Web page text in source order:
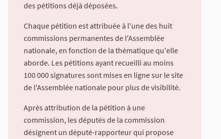
des pétitions déjà déposées.
Chaque pétition est attribuée à l'une des huit
commissions permanentes de l'Assemblée
nationale, en fonction de la thématique qu'elle
aborde. Les pétitions ayant recueilli au moins
100 000 signatures sont mises en ligne sur le site
de l'Assemblée nationale pour plus de visibilité.
Après attribution de la pétition à une
commission, les députés de la commission
désignent un député-rapporteur qui propose